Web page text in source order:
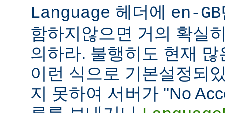
Language 헤더에 en-GB
함하지않으면 거의 확실
의하라. 불행히도 현재
이런 식으로 기본설정되
지 못하여 서버가 "No